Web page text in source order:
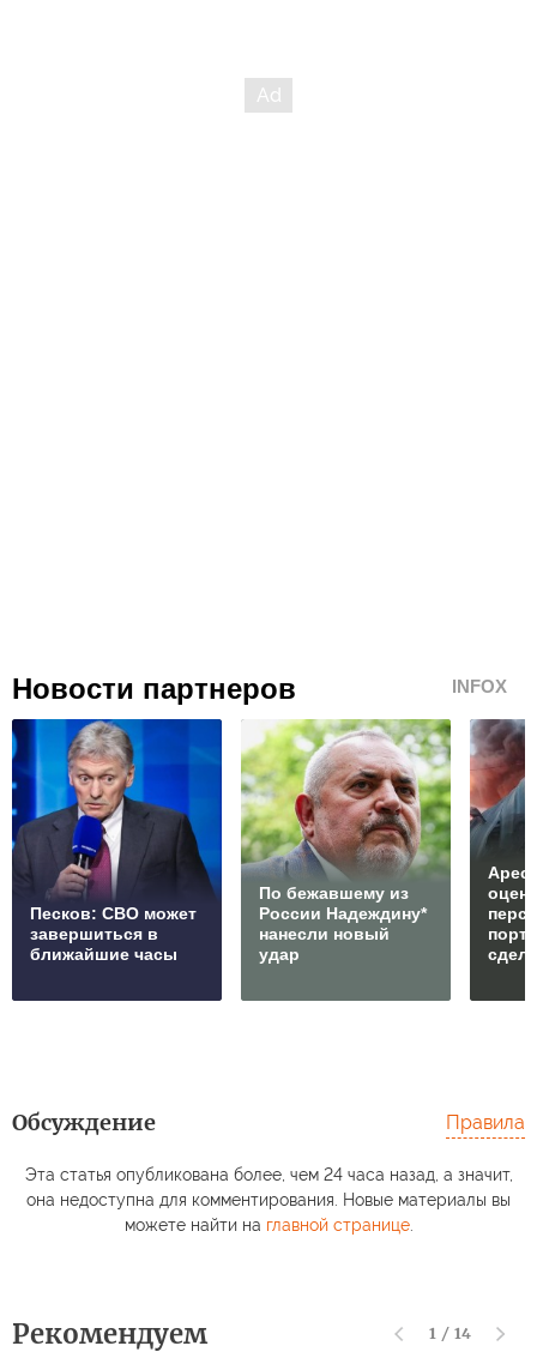
Новости партнеров INFOX
Песков: СВО может
завершиться в
ближайшие часы
По бежавшему из
России Надеждину*
нанесли новый
удар
Обсуждение Правила
Эта статья опубликована более, чем 24 часа назад, а значит,
она недоступна для комментирования. Новые материалы вы
можете найти на главной странице.
Рекомендуем 1 / 14